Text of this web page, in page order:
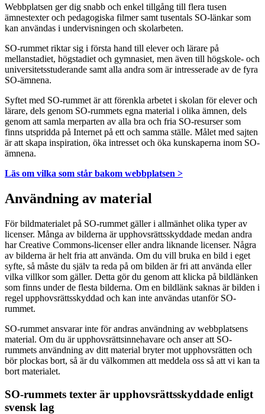
Webbplatsen ger dig snabb och enkel tillgång till flera tusen
ämnestexter och pedagogiska filmer samt tusentals SO-länkar som
kan användas i undervisningen och skolarbeten.
SO-rummet riktar sig i första hand till elever och lärare på
mellanstadiet, högstadiet och gymnasiet, men även till högskole- och
universitetsstuderande samt alla andra som är intresserade av de fyra
SO-ämnena.
Syftet med SO-rummet är att förenkla arbetet i skolan för elever och
lärare, dels genom SO-rummets egna material i olika ämnen, dels
genom att samla merparten av alla bra och fria SO-resurser som
finns utspridda på Internet på ett och samma ställe. Målet med sajten
är att skapa inspiration, öka intresset och öka kunskaperna inom SO-
ämnena.
Läs om vilka som står bakom webbplatsen >
Användning av material
För bildmaterialet på SO-rummet gäller i allmänhet olika typer av
licenser. Många av bilderna är upphovsrättsskyddade medan andra
har Creative Commons-licenser eller andra liknande licenser. Några
av bilderna är helt fria att använda. Om du vill bruka en bild i eget
syfte, så måste du själv ta reda på om bilden är fri att använda eller
vilka villkor som gäller. Detta gör du genom att klicka på bildlänken
som finns under de flesta bilderna. Om en bildlänk saknas är bilden i
regel upphovsrättsskyddad och kan inte användas utanför SO-
rummet.
SO-rummet ansvarar inte för andras användning av webbplatsens
material. Om du är upphovsrättsinnehavare och anser att SO-
rummets användning av ditt material bryter mot upphovsrätten och
bör plockas bort, så är du välkommen att meddela oss så att vi kan ta
bort materialet.
SO-rummets texter är upphovsrättsskyddade enligt
svensk lag